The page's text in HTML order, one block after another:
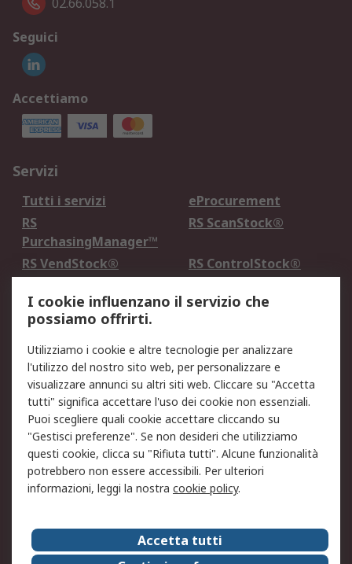
02.66.058.1
Seguici
Accettiamo
Servizi
Tutti i servizi
eProcurement
RS
PurchasingManager™
RS ScanStock®
RS VendStock®
RS ControlStock®
Legale
Informativa Cookie
Informativa Privacy -
Aggiornata
Email Security
Termini d'uso
Condizioni di vendita
Condizioni generali di
servizio
Etica e responsabilità
Chi Siamo
Chi Siamo
Contattaci
Supporto
ESG
I cookie influenzano il servizio che
possiamo offrirti.
Utilizziamo i cookie e altre tecnologie per analizzare
l'utilizzo del nostro sito web, per personalizzare e
visualizzare annunci su altri siti web. Cliccare su "Accetta
tutti" significa accettare l'uso dei cookie non essenziali.
Puoi scegliere quali cookie accettare cliccando su
"Gestisci preferenze". Se non desideri che utilizziamo
questi cookie, clicca su "Rifiuta tutti". Alcune funzionalità
potrebbero non essere accessibili. Per ulteriori
informazioni, leggi la nostra cookie policy.
Accetta tutti